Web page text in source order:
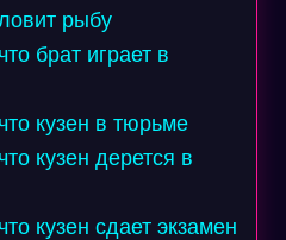
рыбу
брат играет в
кузен в тюрьме
кузен дерется в
кузен сдает экзамен